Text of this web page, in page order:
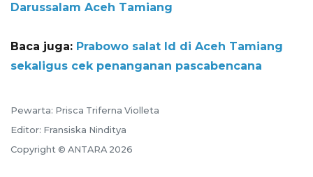
Darussalam Aceh Tamiang
Baca juga: Prabowo salat Id di Aceh Tamiang
sekaligus cek penanganan pascabencana
Pewarta: Prisca Triferna Violleta
Editor: Fransiska Ninditya
Copyright © ANTARA 2026